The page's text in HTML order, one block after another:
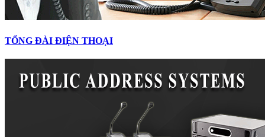
TỔNG ĐÀI ĐIỆN THOẠI